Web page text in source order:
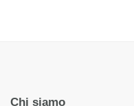
Chi siamo